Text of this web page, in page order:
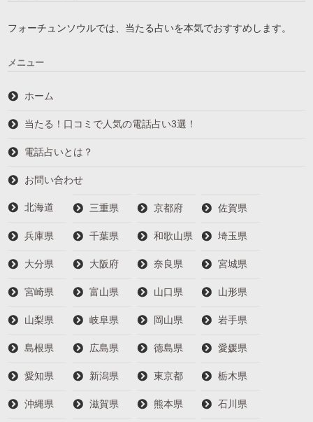
フォーチュンソウルでは、当たる占いを本気でおすすめします。
メニュー
ホーム
当たる！口コミで人気の電話占い3選！
電話占いとは？
お問い合わせ
北海道 三重県 京都府 佐賀県
兵庫県 千葉県 和歌山県 埼玉県
大分県 大阪府 奈良県 宮城県
宮崎県 富山県 山口県 山形県
山梨県 岐阜県 岡山県 岩手県
島根県 広島県 徳島県 愛媛県
愛知県 新潟県 東京都 栃木県
沖縄県 滋賀県 熊本県 石川県